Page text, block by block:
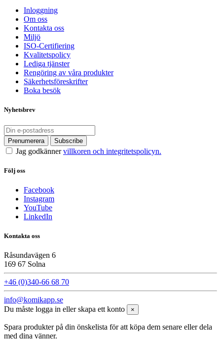
Inloggning
Om oss
Kontakta oss
Miljö
ISO-Certifiering
Kvalitetspolicy
Lediga tjänster
Rengöring av våra produkter
Säkerhetsföreskrifter
Boka besök
Nyhetsbrev
Jag godkännervillkoren och integritetspolicyn.
Följ oss
Facebook
Instagram
YouTube
LinkedIn
Kontakta oss
Råsundavägen 6
169 67 Solna
+46 (0)340-66 68 70
info@komikapp.se
Du måste logga in eller skapa ett konto
×
Spara produkter på din önskelista för att köpa dem senare eller dela
med dina vänner.